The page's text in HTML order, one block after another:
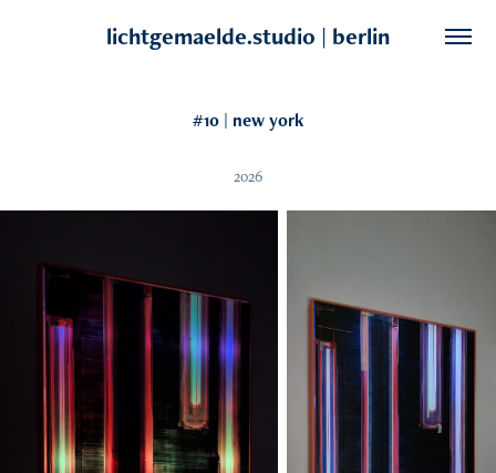
lichtgemaelde.studio | berlin
#10 | new york
2026